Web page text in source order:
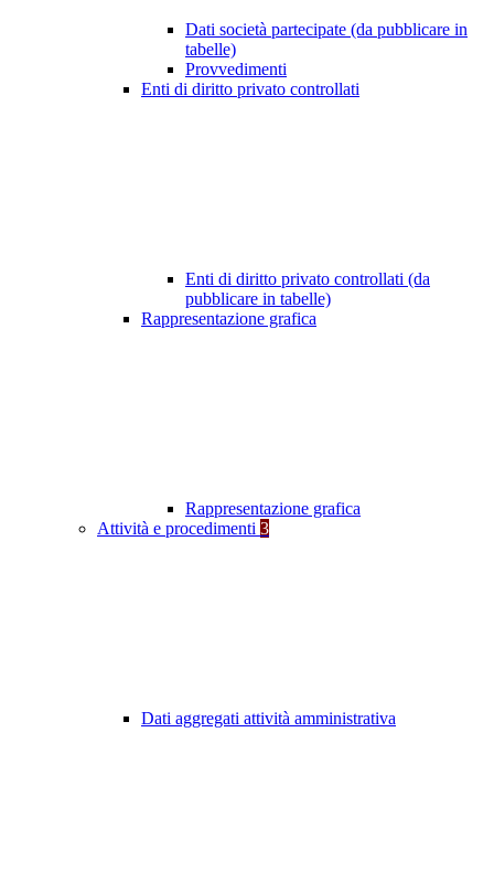
Dati società partecipate (da pubblicare in
tabelle)
Provvedimenti
Enti di diritto privato controllati
Enti di diritto privato controllati (da
pubblicare in tabelle)
Rappresentazione grafica
Rappresentazione grafica
Attività e procedimenti 3
Dati aggregati attività amministrativa